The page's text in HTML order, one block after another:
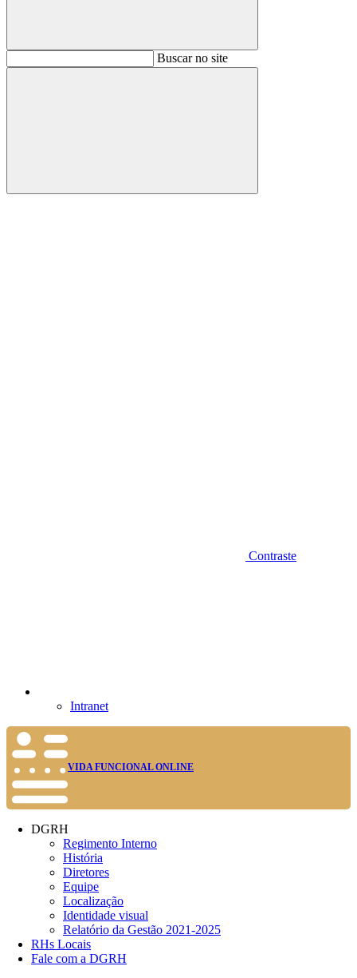
BuscarBuscar no site
Buscar
Contraste
Intranet
VIDA FUNCIONAL ONLINE
DGRH
Regimento Interno
História
Diretores
Equipe
Localização
Identidade visual
Relatório da Gestão 2021-2025
RHs Locais
Fale com a DGRH